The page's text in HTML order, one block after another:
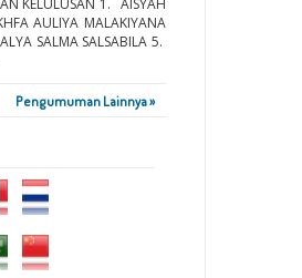
KELULUSAN 1. AISYAH
AULIYA MALAKIYANA
SALMA SALSABILA 5.
Pengumuman Lainnya »